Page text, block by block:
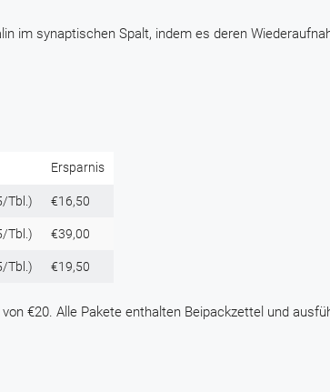
im synaptischen Spalt, indem es deren
Ersparnis
Tbl.) €16,50
Tbl.) €39,00
Tbl.) €19,50
€20. Alle Pakete enthalten Beipackzettel und